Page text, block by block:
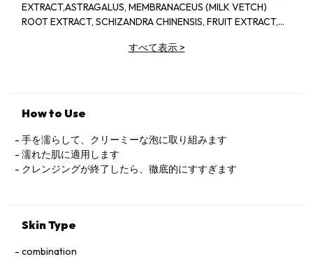
EXTRACT,ASTRAGALUS, MEMBRANACEUS (MILK VETCH)
ROOT EXTRACT, SCHIZANDRA CHINENSIS, FRUIT EXTRACT,
VINIDERA (GRAPE) SEED EXTRACT, SEDUM ROSEA ROOT
PEG-7, COCOATE,GUAR,HYDROXYPROPYLTRIMONIUM
CINNAMATE,LYCOPENE,
STEARAMIDOPROPYL,
LINALOOL,GERANIOL,CITRONELLOL,LIMONENE
すべて表示>
How to Use
手を濡らして、クリーミーな泡に取り組みます
濡れた肌に適用します
クレンジングが終了したら、徹底的にすすぎます
Skin Type
combination